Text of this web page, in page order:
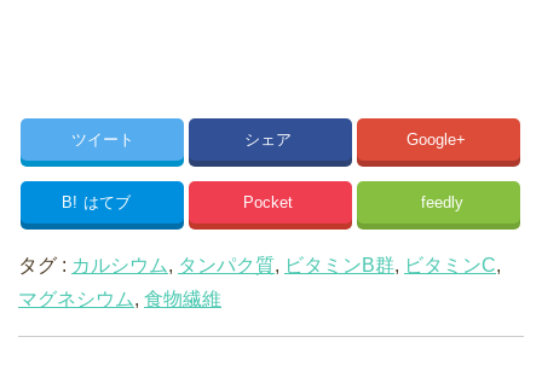
ツイート シェア Google+
B! はてブ Pocket feedly
タグ : カルシウム, タンパク質, ビタミンB群, ビタミンC,
マグネシウム, 食物繊維